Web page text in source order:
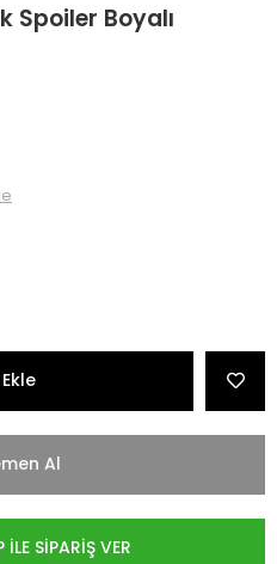
Spoiler Boyalı
Al
SİPARİŞ VER